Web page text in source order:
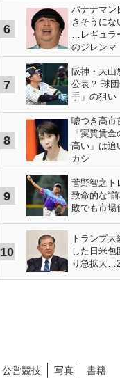
6
バナナマン
きそうにな
…レギュラ
のジレンマ
7
阪神・大山
公表？ 球
手」の狙い
8
嘘つき高市
「実質賃
高い」は追
カシ
9
菅野智之ト
致命的な“
敗でも市場
10
トランプ
した日米包
り急拡大
公営競技 写真
書籍